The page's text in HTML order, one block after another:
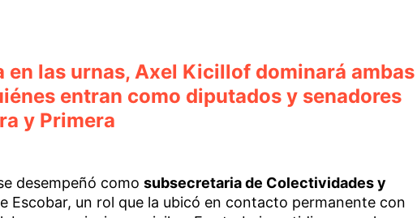
en las urnas, Axel Kicillof dominará ambas
entran como diputados y senadores
y Primera
desempeñó como subsecretaria de Colectividades y
Escobar, un rol que la ubicó en contacto permanente con